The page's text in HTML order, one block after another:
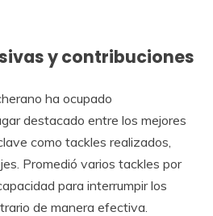
y contribuciones
ha ocupado
destacado entre los mejores
como tackles realizados,
Promedió varios tackles por
para interrumpir los
de manera efectiva.